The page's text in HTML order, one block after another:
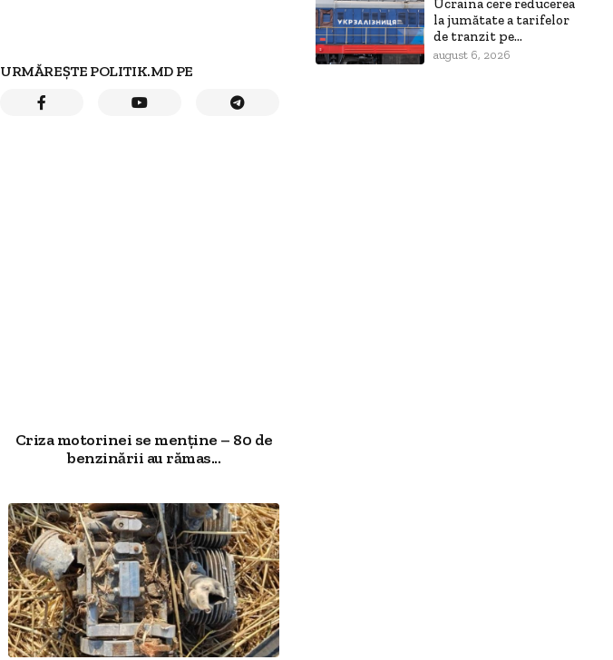
URMĂREȘTE POLITIK.MD PE
Criza motorinei se menține – 80 de
benzinării au rămas...
Ucraina cere reducerea
la jumătate a tarifelor
de tranzit pe...
august 6, 2026